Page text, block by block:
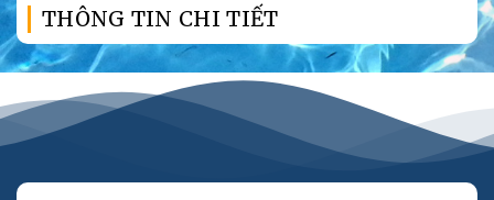
THÔNG TIN CHI TIẾT